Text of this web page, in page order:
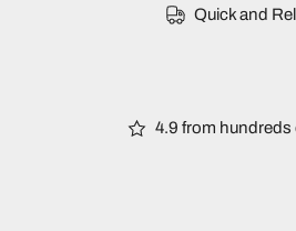
Quick and
4.9 from hundreds